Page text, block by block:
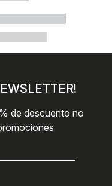
de descuento no